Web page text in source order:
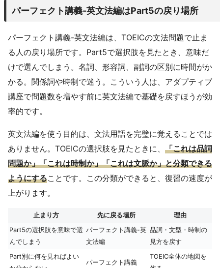
パーフェクト講義-英文法編はPart5の戻り場所
パーフェクト講義-英文法編は、TOEICの文法問題で止ま
る人の戻り場所です。Part5で選択肢を見たとき、意味だ
けで選んでしまう。名詞、形容詞、副詞の区別に時間がか
かる。関係詞や時制で迷う。こういう人は、アダプティブ
講座で問題数を増やす前に英文法編で基礎を戻すほうが効
率的です。
英文法編を使う目的は、文法用語を完璧に覚えることでは
ありません。TOEICの選択肢を見たときに、 「これは品詞
問題か」「これは時制か」「これは文脈か」と分類できる
ようにすることです。この分類ができると、復習の速度が
上がります。
止まり方 先に戻る場所
理由
Part5の選択肢を意味で選
んでしまう
パーフェクト講義-英
文法編
品詞・文型・時制の
見方を戻す
Part別に何を見ればよい
パーフェクト講義
TOEIC全体の地図を